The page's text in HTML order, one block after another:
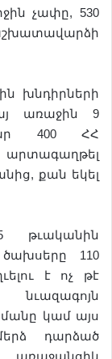
չափը, 530
խնդիրների
առաջին 9
400 ՀՀ
քան եկել
թւականին
110
է ոչ թէ
նւազագոյն
կամ այս
դարձած
առաջանցիկ